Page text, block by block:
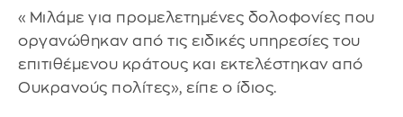
«Μιλάμε για προμελετημένες δολοφονίες που
οργανώθηκαν από τις ειδικές υπηρεσίες του
επιτιθέμενου κράτους και εκτελέστηκαν από
Ουκρανούς πολίτες», είπε ο ίδιος.